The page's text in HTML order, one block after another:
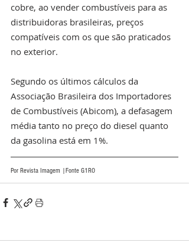
cobre, ao vender combustíveis para as
distribuidoras brasileiras, preços
compatíveis com os que são praticados
no exterior.
Segundo os últimos cálculos da
Associação Brasileira dos Importadores
de Combustíveis (Abicom), a defasagem
média tanto no preço do diesel quanto
da gasolina está em 1%.
Por Revista Imagem |Fonte G1RO